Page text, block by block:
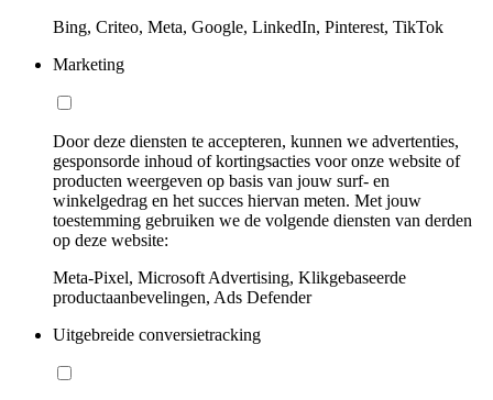
Bing, Criteo, Meta, Google, LinkedIn, Pinterest, TikTok
Marketing
Door deze diensten te accepteren, kunnen we advertenties,
gesponsorde inhoud of kortingsacties voor onze website of
producten weergeven op basis van jouw surf- en
winkelgedrag en het succes hiervan meten. Met jouw
toestemming gebruiken we de volgende diensten van derden
op deze website:
Meta-Pixel, Microsoft Advertising, Klikgebaseerde
productaanbevelingen, Ads Defender
Uitgebreide conversietracking